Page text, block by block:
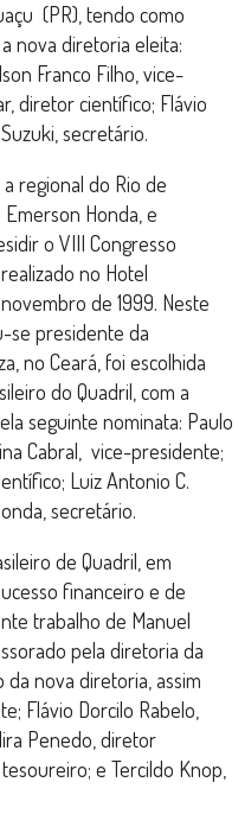
(PR), tendo como
nova diretoria eleita:
Franco Filho, vice-
diretor científico; Flávio
secretário.
regional do Rio de
Honda, e
o VIII Congresso
no Hotel
de 1999. Neste
se presidente da
no Ceará, foi escolhida
do Quadril, com a
seguinte nominata: Paulo
Cabral, vice-presidente;
Luiz Antonio C.
secretário.
de Quadril, em
financeiro e de
trabalho de Manuel
pela diretoria da
da nova diretoria, assim
Flávio Dorcilo Rabelo,
Penedo, diretor
e Tercildo Knop,